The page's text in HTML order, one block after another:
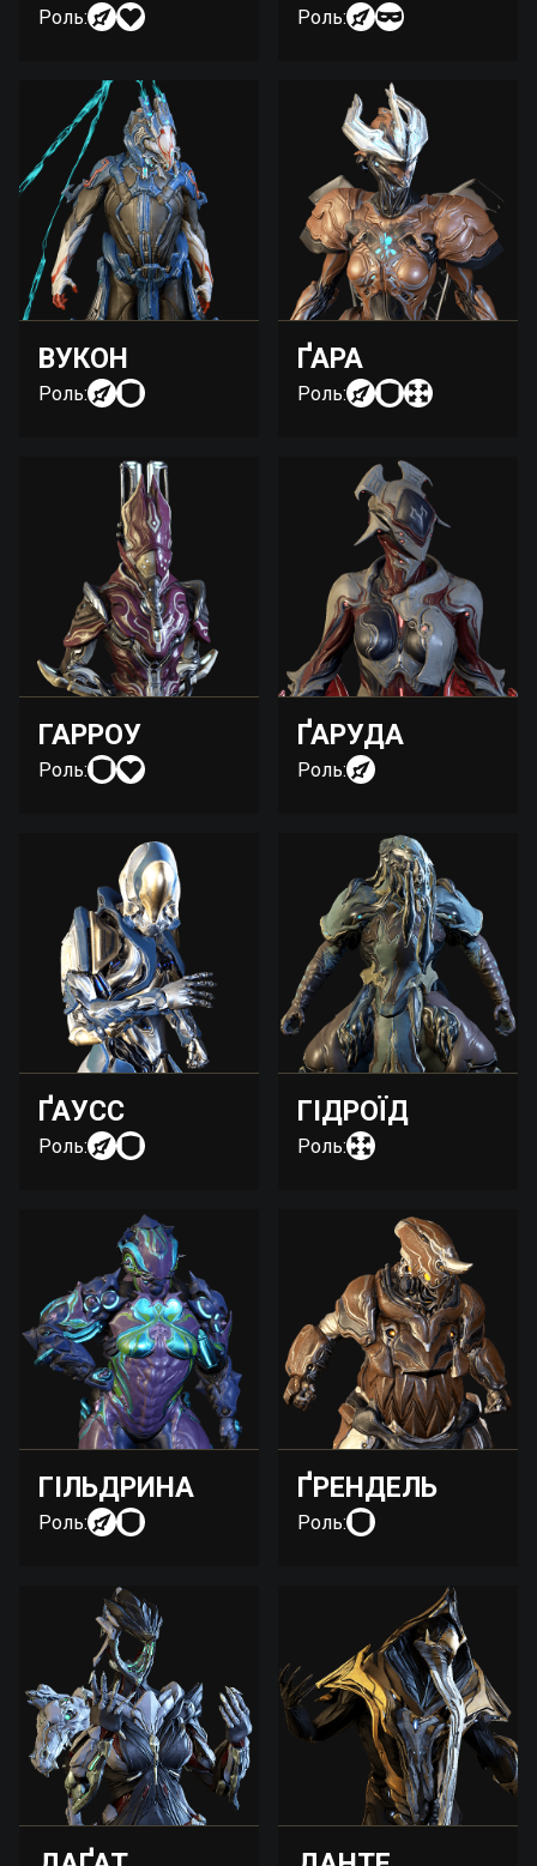
Роль: Роль:
ВУКОН
Роль:
ҐАРА
Роль:
ГАРРОУ
Роль:
ҐАРУДА
Роль:
ҐАУСС
Роль:
ГІДРОЇД
Роль:
ГІЛЬДРИНА
Роль:
ҐРЕНДЕЛЬ
Роль: